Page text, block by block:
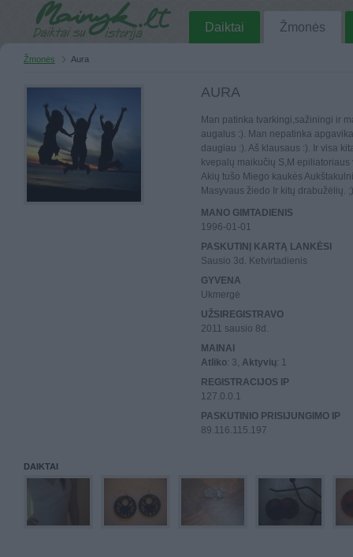
Daiktai Žmonės
Žmonės Aura
AURA
Man patinka tvarkingi,sažiningi ir
augalus :). Man nepatinka
daugiau :). Aš klausaus :). Ir visa
kvepalų maikučių S,M
Akių tušo Miego kaukės
Masyvaus žiedo Ir kitų drabužėlių. ;)
MANO GIMTADIENIS
1996-01-01
PASKUTINĮ KARTĄ LANKĖSI
Sausio 3d. Ketvirtadienis
GYVENA
Ukmergė
UŽSIREGISTRAVO
2011 sausio 8d.
MAINAI
Atliko: 3, Aktyvių: 1
REGISTRACIJOS IP
127.0.0.1
PASKUTINIO PRISIJUNGIMO IP
89.116.115.197
DAIKTAI